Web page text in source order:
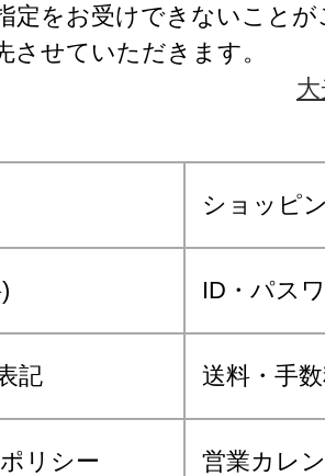
定をお受けできないこと
させていただきます。
ショッピ
ID・パス
記 送料・手
リシー 営業カレ